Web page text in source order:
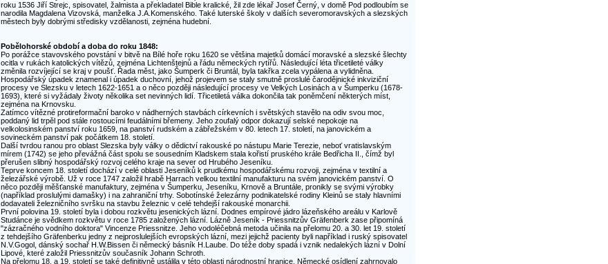
roku 1536 Jiří Strejc, spisovatel, žalmista a překladatel Bible kralické, žil zde lékař Josef Černý, v domě Pod podloubím se
narodila Magdalena Vizovská, manželka J.A.Komenského. Také luterské školy v dalších severomoravských a slezských
městech byly dobrými středisky vzdělanosti, zejména hudební.
Pobělohorské období a doba do roku 1848:
Po porážce stavovského povstání v bitvě na Bílé hoře roku 1620 se většina majetků domácí moravské a slezské šlechty
ocitla v rukách katolických vítězů, zejména Lichtenštejnů a řádu německých rytířů. Následující léta třicetileté války
změnila rozvíjející se kraj v poušť. Řada měst, jako Šumperk či Bruntál, byla takřka zcela vypálena a vylidněna.
Hospodářský úpadek znamenal i úpadek duchovní, jehož projevem se staly smutně proslulé čarodějnické inkviziční
procesy ve Slezsku v letech 1622-1651 a o něco později následující procesy ve Velkých Losinách a v Šumperku (1678-
1693), které si vyžádaly životy několika set nevinných lidí. Třicetiletá válka dokončila tak poněmčení některých míst,
zejména na Krnovsku.
Zatímco vítězné protireformační baroko v nádherných stavbách církevních i světských stavělo na odiv svou moc,
poddaný lid trpěl pod stále rostoucími feudálními břemeny. Jeho zoufalý odpor dokazují selské nepokoje na
velkolosinském panství roku 1659, na panství rudském a zábřežském v 80. letech 17. století, na janovickém a
sovineckém panství pak počátkem 18. století.
Další tvrdou ranou pro oblast Slezska byly války o dědictví rakouské po nástupu Marie Terezie, neboť vratislavským
mírem (1742) se jeho převážná část spolu se sousedním Kladskem stala kořistí pruského krále Bedřicha II., čímž byl
přerušen slibný hospodářský rozvoj celého kraje na sever od Hrubého Jeseníku.
Teprve koncem 18. století dochází v celé oblasti Jeseníků k prudkému hospodářskému rozvoji, zejména v textilní a
železářské výrobě. Už v roce 1747 založil hrabě Harrach velkou textilní manufakturu na svém janovickém panství. O
něco později měšťanské manufaktury, zejména v Šumperku, Jeseníku, Krnově a Bruntále, pronikly se svými výrobky
(například proslulými damašky) i na zahraniční trhy. Sobotínské železárny podnikatelské rodiny Kleinů se staly hlavními
dodavateli železničního svršku na stavbu železnic v celé tehdejší rakouské monarchii.
První polovina 19. století byla i dobou rozkvětu jesenických lázní. Dodnes empírové jádro lázeňského areálu v Karlově
Studánce je svědkem rozkvětu v roce 1785 založených lázní. Lázně Jeseník - Priessnitzův Gräfenberk zase připomíná
"zázračného vodního doktora" Vincenze Priessnitze. Jeho vodoléčebná metoda učinila na přelomu 20. a 30. let 19. století
z tehdejšího Gräfenberku jedny z nejproslulejších evropských lázní, mezi jejichž pacienty byli například i ruský spisovatel
N.V.Gogol, dánský sochař H.W.Bissen či německý básník H.Laube. Do téže doby spadá i vznik nedalekých lázní v Dolní
Lipové, které založil Priessnitzův současník Johann Schroth.
Na přelomu 18. a 19. století se také definitivně ustálila v této oblasti národnostní hranice. Německé osídlení zahrnovalo